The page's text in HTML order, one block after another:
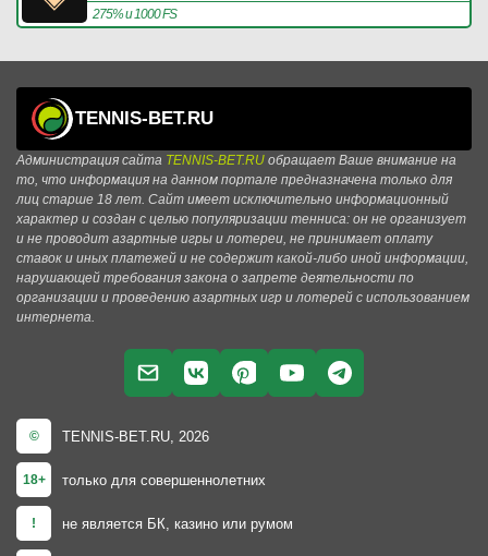
275% и 1000 FS
TENNIS-BET.RU
Администрация сайта TENNIS-BET.RU обращает Ваше внимание на
то, что информация на данном портале предназначена только для
лиц старше 18 лет. Сайт имеет исключительно информационный
характер и создан с целью популяризации тенниса: он не организует
и не проводит азартные игры и лотереи, не принимает оплату
ставок и иных платежей и не содержит какой-либо иной информации,
нарушающей требования закона о запрете деятельности по
организации и проведению азартных игр и лотерей с использованием
интернета.
© TENNIS-BET.RU, 2026
18+ только для совершеннолетних
! не является БК, казино или румом